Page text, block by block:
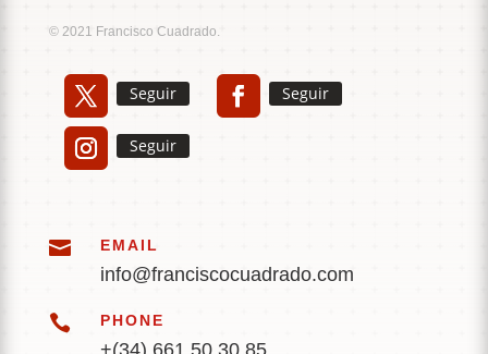
© 2021 Francisco Cuadrado.
Seguir Seguir
Seguir
 EMAIL
info@franciscocuadrado.com
 PHONE
+(34) 661 50 30 85